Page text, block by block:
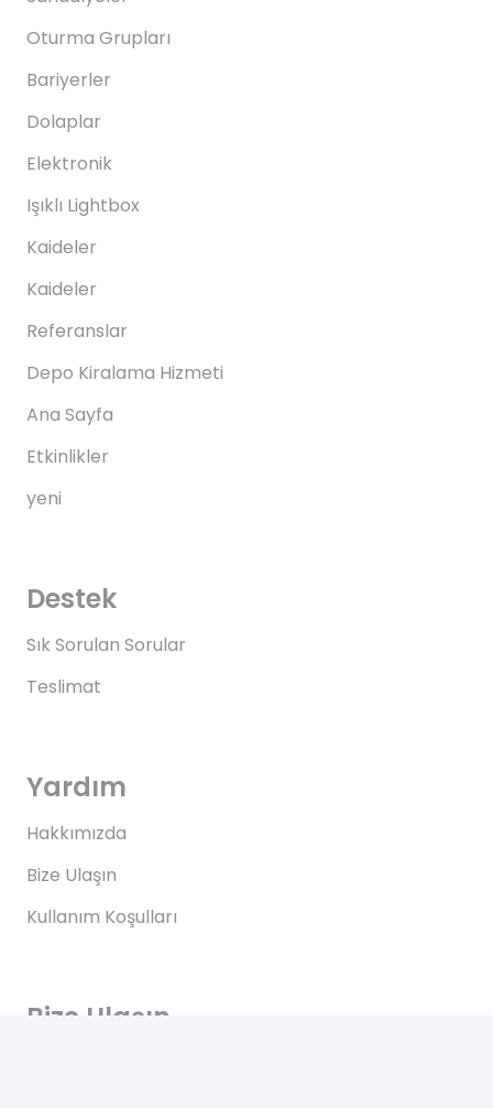
Oturma Grupları
Bariyerler
Dolaplar
Elektronik
Işıklı Lightbox
Kaideler
Kaideler
Referanslar
Depo Kiralama Hizmeti
Ana Sayfa
Etkinlikler
yeni
Destek
Sık Sorulan Sorular
Teslimat
Yardım
Hakkımızda
Bize Ulaşın
Kullanım Koşulları
Bize Ulaşın